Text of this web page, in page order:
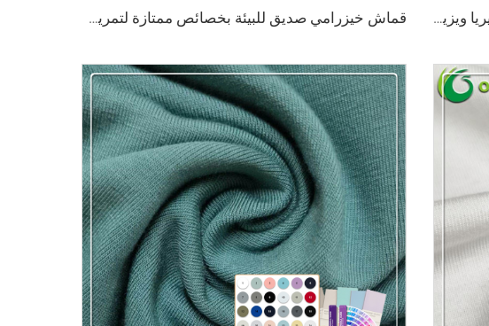
نسيج جيرسي من البامبو العضوي مضاد للبكتيريا ويزيل الروائح الكريهة بشكل طبيعي، بوزن 290 غرام/م² يتكون من 63٪ بامبو و27٪ قطن عضوي و10٪ سباندكس، مناسب لملابس التدفئة الرياضية الفاخرة قماش خيزرامي صديق للبيئة بخصائص ممتازة لتمرير الهواء، وطرد الماء، ومقاومة البكتيريا، وامتصاص الرطوبة، ومرونة، مناسب للقماش